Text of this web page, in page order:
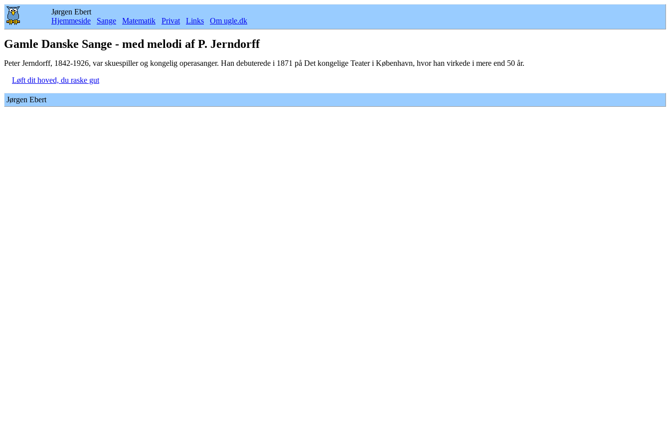
Jørgen Ebert
Hjemmeside
Sange Matematik Privat Links Om ugle.dk
Gamle Danske Sange - med melodi af P. Jerndorff
Peter Jerndorff, 1842-1926, var skuespiller og kongelig operasanger. Han debuterede i 1871 på Det kongelige Teater i København, hvor han virkede i mere end 50 år.
Løft dit hoved, du raske gut
Jørgen Ebert